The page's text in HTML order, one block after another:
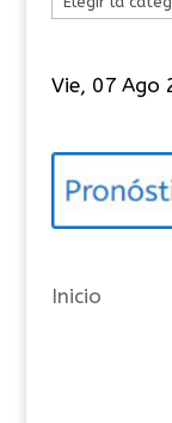
e
o
í
s
Vie, 07 Ago
Inicio